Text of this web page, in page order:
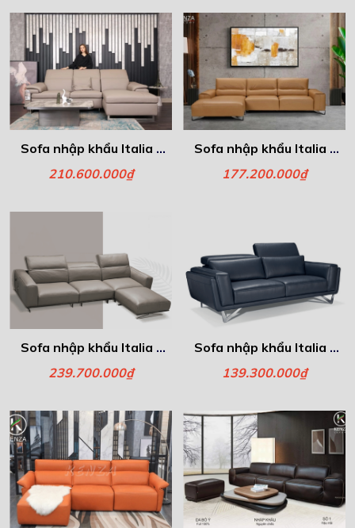
Sofa nhập khẩu Italia -
Soave
210.600.000₫
Sofa nhập khẩu Italia -
Assisi
177.200.000₫
Sofa nhập khẩu Italia -
Leon
239.700.000₫
Sofa nhập khẩu Italia -
Trieste
139.300.000₫